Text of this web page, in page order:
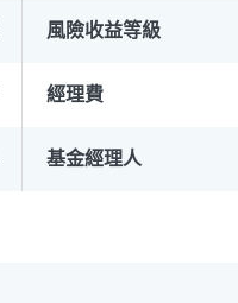
風險收益等級
經理費
基金經理人